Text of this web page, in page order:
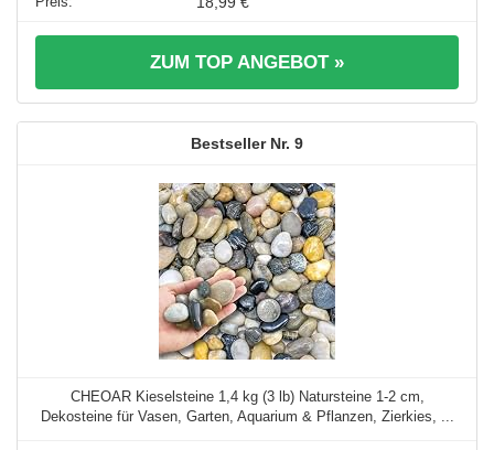
ZUM TOP ANGEBOT »
9
CHEOAR Kieselsteine 1,4 kg (3 lb) Natursteine 1-2 cm,
Dekosteine für Vasen, Garten, Aquarium & Pflanzen, Zierkies, ...